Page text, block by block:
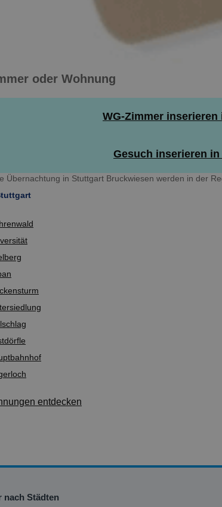
oder Wohnung
WG-Zimmer
Gesuch inserieren
Übernachtung in Stuttgart Bruckwiesen werden in der
entdecken
nach Städten